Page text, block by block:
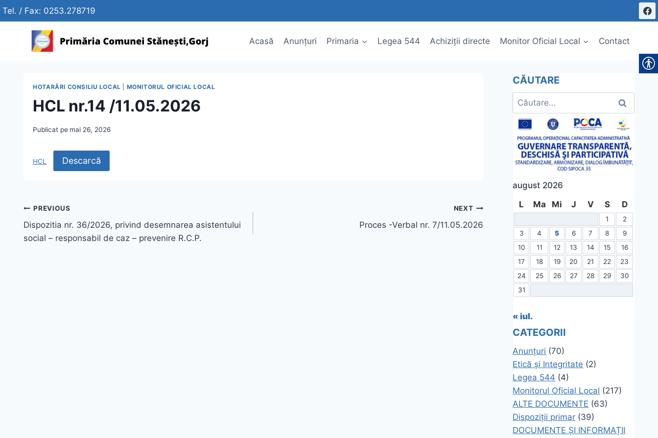
Skip
to
Tel. / Fax: 0253.278719
Acasă Anunțuri Primaria Legea 544 Achiziții directe Monitor Oficial Local Contact
HOTARÂRI CONSILIU LOCAL MONITORUL OFICIAL LOCAL
HCL nr.14 /11.05.2026
Publicat pe mai 26, 2026
HCL Descarcă
Navigare
în
PREVIOUS
Dispozitia nr. 36/2026, privind desemnarea asistentului
social – responsabil de caz – prevenire R.C.P.
NEXT
Proces -Verbal nr. 7/11.05.2026
CĂUTARE
Caută
după:
august 2026
L
Ma Mi J V S D
1
2
3
4 5 6 7 8
9
10
11 12 13 14 15
16
17
18 19 20 21 22
23
24
25 26 27 28 29
30
31
« iul.
CATEGORII
Anunțuri (70)
Etică și Integritate (2)
Legea 544 (4)
Monitorul Oficial Local (217)
ALTE DOCUMENTE (63)
Dispoziții primar (39)
DOCUMENTE ȘI INFORMAȚII